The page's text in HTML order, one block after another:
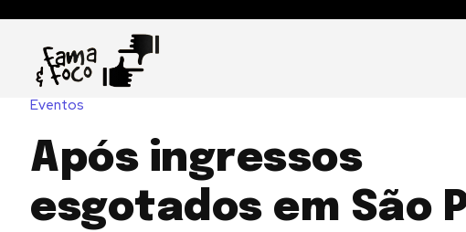
Eventos
Após ingressos
esgotados em São